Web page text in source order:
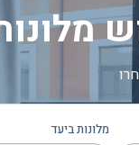
מלונות ביעד